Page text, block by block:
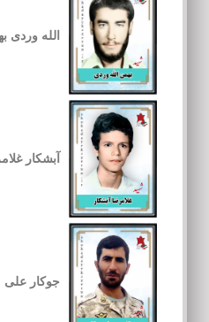
الله وردی
آبشکار
جوکار علی